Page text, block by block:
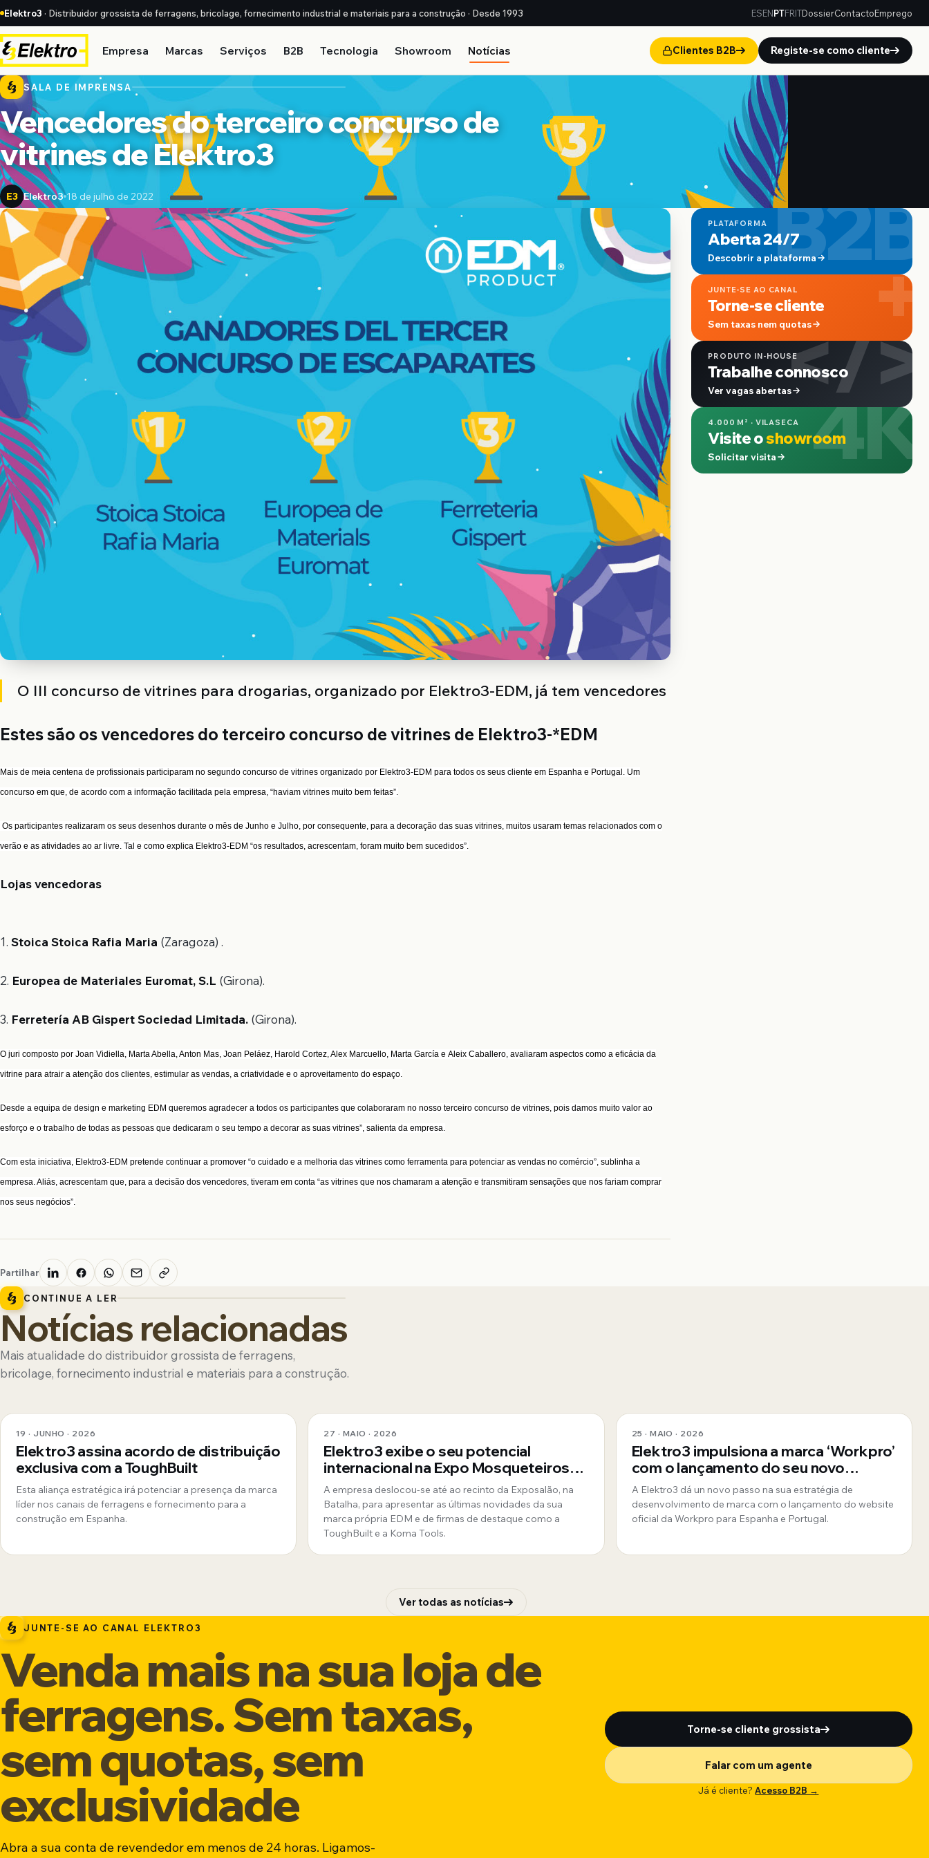
Elektro3 · Distribuidor grossista de ferragens, bricolage, fornecimento industrial e materiais para a construção · Desde 1993 ESENPTFRITDossierContactoEmprego
Empresa Marcas Serviços B2B Tecnologia Showroom Notícias Clientes B2B Registe-se como cliente
SALA DE IMPRENSA
Vencedores do terceiro concurso de
vitrines de Elektro3
E3 Elektro3 18 de julho de 2022
O III concurso de vitrines para drogarias, organizado por Elektro3-EDM, já tem vencedores
Estes são os vencedores do terceiro concurso de vitrines de Elektro3-*EDM
Mais de meia centena de profissionais participaram no segundo concurso de vitrines organizado por Elektro3-EDM para todos os seus cliente em Espanha e Portugal. Um
concurso em que, de acordo com a informação facilitada pela empresa, “haviam vitrines muito bem feitas”.
Os participantes realizaram os seus desenhos durante o mês de Junho e Julho, por consequente, para a decoração das suas vitrines, muitos usaram temas relacionados com o
verão e as atividades ao ar livre. Tal e como explica Elektro3-EDM “os resultados, acrescentam, foram muito bem sucedidos”.
Lojas vencedoras
1. Stoica Stoica Rafia Maria (Zaragoza) .
2. Europea de Materiales Euromat, S.L (Girona).
3. Ferretería AB Gispert Sociedad Limitada. (Girona).
O juri composto por Joan Vidiella, Marta Abella, Anton Mas, Joan Peláez, Harold Cortez, Alex Marcuello, Marta García e Aleix Caballero, avaliaram aspectos como a eficácia da
vitrine para atrair a atenção dos clientes, estimular as vendas, a criatividade e o aproveitamento do espaço.
Desde a equipa de design e marketing EDM queremos agradecer a todos os participantes que colaboraram no nosso terceiro concurso de vitrines, pois damos muito valor ao
esforço e o trabalho de todas as pessoas que dedicaram o seu tempo a decorar as suas vitrines”, salienta da empresa.
Com esta iniciativa, Elektro3-EDM pretende continuar a promover “o cuidado e a melhoria das vitrines como ferramenta para potenciar as vendas no comércio”, sublinha a
empresa. Aliás, acrescentam que, para a decisão dos vencedores, tiveram em conta “as vitrines que nos chamaram a atenção e transmitiram sensações que nos fariam comprar
nos seus negócios”.
Partilhar
B2B
PLATAFORMA
Aberta 24/7
Descobrir a plataforma +
JUNTE-SE AO CANAL
Torne-se cliente
Sem taxas nem quotas</>
PRODUTO IN-HOUSE
Trabalhe connosco
Ver vagas abertas 4K
4.000 M² · VILASECA
Visite oshowroom
Solicitar visita
CONTINUE A LER
Notícias relacionadas
Mais atualidade do distribuidor grossista de ferragens,
bricolage, fornecimento industrial e materiais para a construção.
19 · JUNHO · 2026
Elektro3 assina acordo de distribuição
exclusiva com a ToughBuilt
Esta aliança estratégica irá potenciar a presença da marca
líder nos canais de ferragens e fornecimento para a
construção em Espanha.
27 · MAIO · 2026
Elektro3 exibe o seu potencial
internacional na Expo Mosqueteiros
em Portugal
A empresa deslocou-se até ao recinto da Exposalão, na
Batalha, para apresentar as últimas novidades da sua
marca própria EDM e de firmas de destaque como a
ToughBuilt e a Koma Tools.
25 · MAIO · 2026
Elektro3 impulsiona a marca ‘Workpro’
com o lançamento do seu novo
website oficial para Espanha e
Portugal
A Elektro3 dá un novo passo na sua estratégia de
desenvolvimento de marca com o lançamento do website
oficial da Workpro para Espanha e Portugal.
Ver todas as notícias
JUNTE-SE AO CANAL ELEKTRO3
Venda mais na sua loja de
ferragens. Sem taxas,
sem quotas, sem
exclusividade
Abra a sua conta de revendedor em menos de 24 horas. Ligamos-
Torne-se cliente grossista
Falar com um agente
Já é cliente?Acesso B2B →